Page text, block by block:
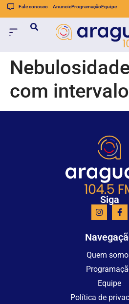
Fale conosco AnuncieProgramaçãoEquipe
com
Siga
Quem
Equipe
Política de